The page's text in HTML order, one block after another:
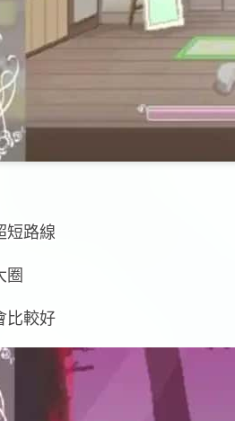
短路線
圈
比較好